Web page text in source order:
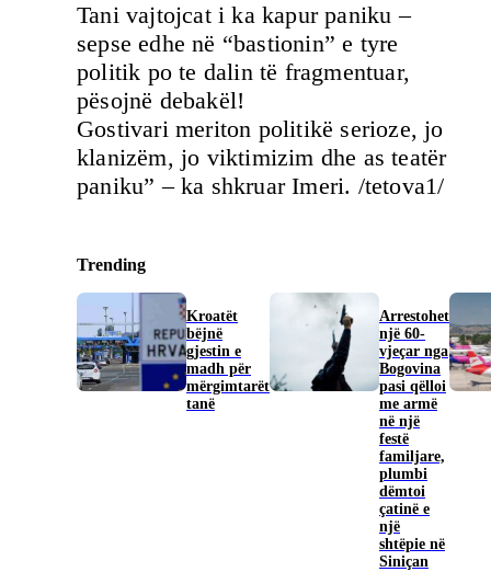
Tani vajtojcat i ka kapur paniku –
sepse edhe në “bastionin” e tyre
politik po te dalin të fragmentuar,
pësojnë debakël!
Gostivari meriton politikë serioze, jo
klanizëm, jo viktimizim dhe as teatër
paniku” – ka shkruar Imeri. /tetova1/
Trending
Kroatët
bëjnë
gjestin e
madh për
mërgimtarët
tanë
Arrestohet
një 60-
vjeçar nga
Bogovina
pasi qëlloi
me armë
në një
festë
familjare,
plumbi
dëmtoi
çatinë e
një
shtëpie në
Siniçan